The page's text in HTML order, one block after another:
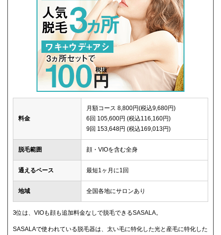
料金
月額コース 8,800円(税込9,680円)
6回 105,600円 (税込116,160円)
9回 153,648円 (税込169,013円)
脱毛範囲 顔・VIOを含む全身
通えるペース 最短1ヶ月に1回
地域 全国各地にサロンあり
3位は、VIOも顔も追加料金なしで脱毛できるSASALA。
SASALAで使われている脱毛器は、太い毛に特化した光と産毛に特化した